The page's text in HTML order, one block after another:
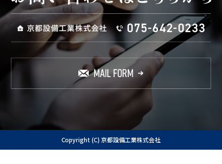
Copyright (C) 京都設備工業株式会社